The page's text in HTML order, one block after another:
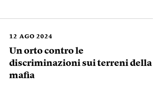
12 AGO 2024
Un orto contro le
discriminazioni sui terreni della
mafia